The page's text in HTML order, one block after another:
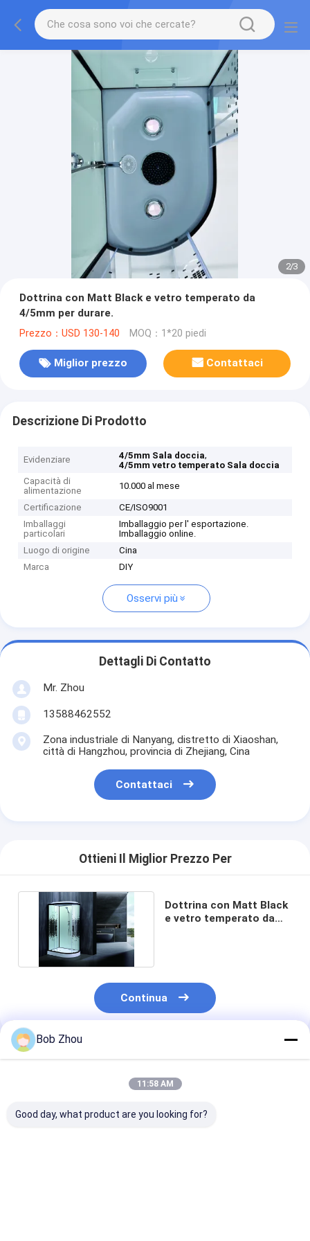
2/3
Dottrina con Matt Black e vetro temperato da
4/5mm per durare.
Prezzo：USD 130-140 MOQ：1*20 piedi
Miglior prezzo Contattaci
Descrizione Di Prodotto
Evidenziare 4/5mm Sala doccia,
4/5mm vetro temperato Sala doccia
Capacità di
alimentazione
10.000 al mese
Certificazione
CE/ISO9001
Imballaggi
particolari
Imballaggio per l' esportazione.
Imballaggio online.
Luogo di origine
Cina
Marca
DIY
Osservi più
Dettagli Di Contatto
Mr. Zhou
13588462552
Zona industriale di Nanyang, distretto di Xiaoshan,
città di Hangzhou, provincia di Zhejiang, Cina
Contattaci
Ottieni Il Miglior Prezzo Per
Dottrina con Matt Black
e vetro temperato da
Continua
Prodotti Raccomandati
Bob Zhou
11:58 AM
Good day, what product are you looking for?